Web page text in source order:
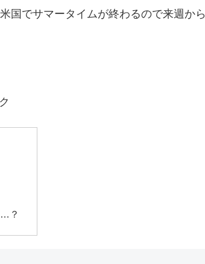
国でサマータイムが終わるので来週から
？